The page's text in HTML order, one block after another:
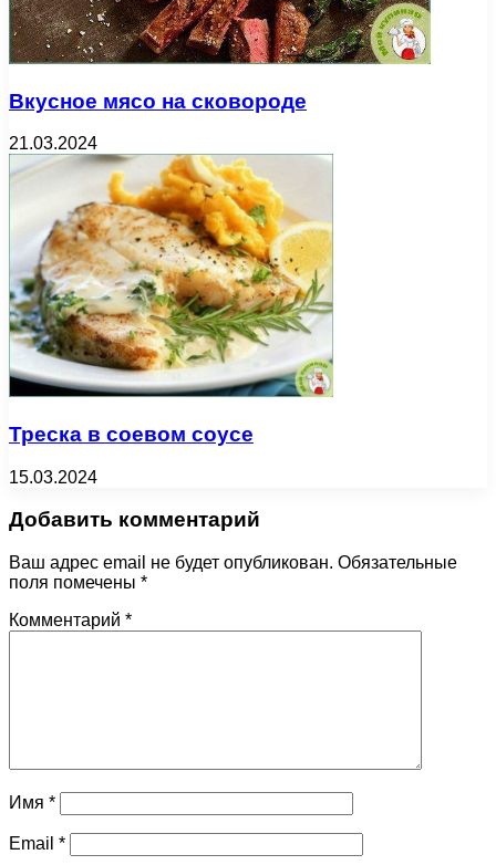
Вкусное мясо на сковороде
21.03.2024
Треска в соевом соусе
15.03.2024
Добавить комментарий
Ваш адрес email не будет опубликован. Обязательные
поля помечены *
Комментарий *
Имя *
Email *